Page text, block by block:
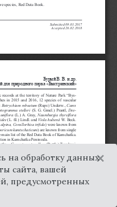
на обработку данных
сайта, вашей
предусмотренных
×